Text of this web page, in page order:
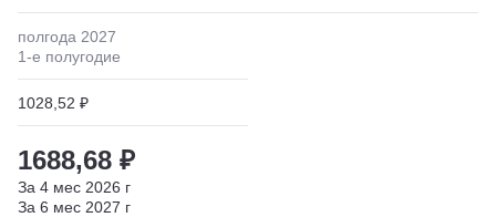
полгода 2027
1-е полугодие
1028,52 ₽
1688,68 ₽
За 4 мес 2026 г
За 6 мес 2027 г